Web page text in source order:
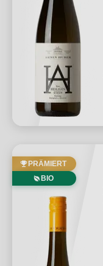
PRÄMIERT
BIO